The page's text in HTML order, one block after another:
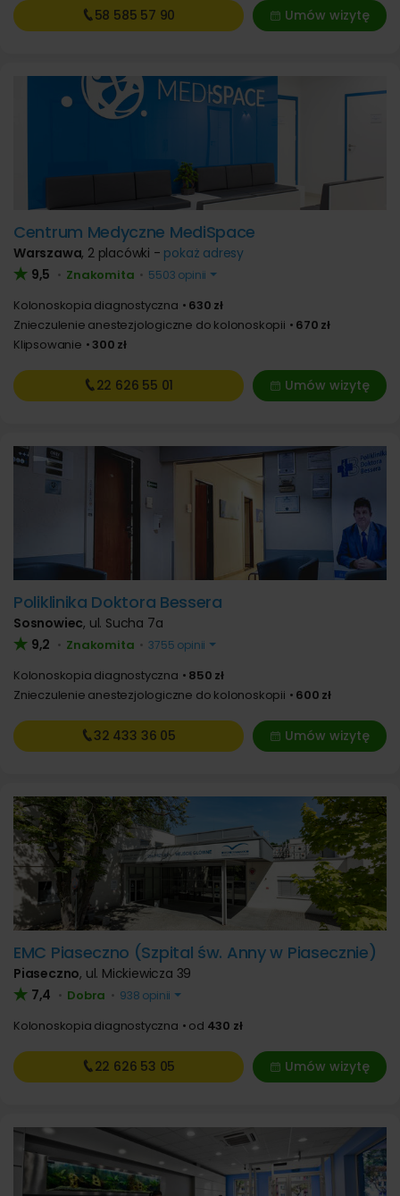
Umów wizytę
58 585 57 90
Centrum Medyczne MediSpace
Warszawa, 2 placówki - pokaż adresy
9,5 • Znakomita • 5503 opinii
Kolonoskopia diagnostyczna
630 zł
Znieczulenie anestezjologiczne do kolonoskopii
670 zł
Klipsowanie
300 zł
Umów wizytę
22 626 55 01
Poliklinika Doktora Bessera
Sosnowiec, ul. Sucha 7a
9,2 • Znakomita • 3755 opinii
Kolonoskopia diagnostyczna
850 zł
Znieczulenie anestezjologiczne do kolonoskopii
600 zł
Umów wizytę
32 433 36 05
EMC Piaseczno (Szpital św. Anny w Piasecznie)
Piaseczno, ul. Mickiewicza 39
7,4 • Dobra • 938 opinii
Kolonoskopia diagnostyczna od 430 zł
Umów wizytę
22 626 53 05